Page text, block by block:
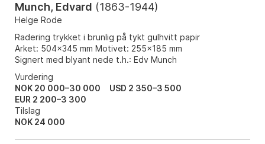
Munch, Edvard (1863-1944)
Helge Rode
Radering trykket i brunlig på tykt gulhvitt papir
Arket: 504x345 mm Motivet: 255x185 mm
Signert med blyant nede t.h.: Edv Munch
Vurdering
NOK 20 000–30 000
USD 2 350–3 500
EUR 2 200–3 300
Tilslag
NOK 24 000